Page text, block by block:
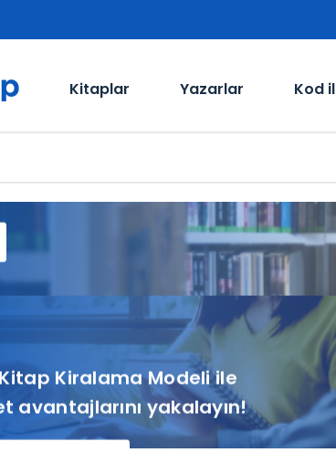
Kitaplar Yazarlar Kod
alışverişlerinizde
Kiralama Modeli ile
avantajlarını yakalayın!
için tıklayınız